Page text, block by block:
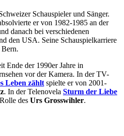
Schauspieler und Sänger.
er von 1982-1985 an der
danach bei verschiedenen
den USA. Seine Schauspielkarriere
Bern.
Ende der 1990er Jahre in
vor der Kamera. In der TV-
Leben zählt spielte er von 2001-
. In der Telenovela Sturm der Liebe
des Urs Grosswihler.